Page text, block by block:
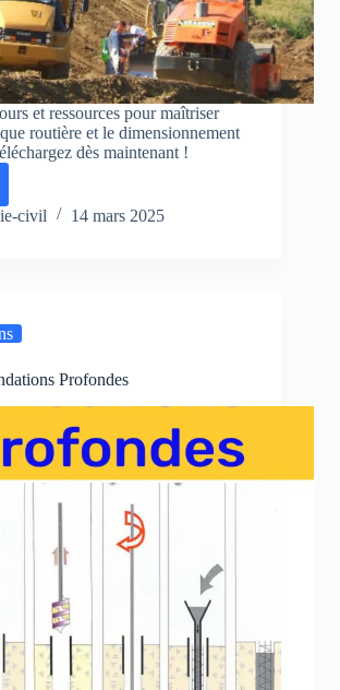
et ressources pour maîtriser
routière et le dimensionnement
dès maintenant !
civil 14 mars 2025
Profondes